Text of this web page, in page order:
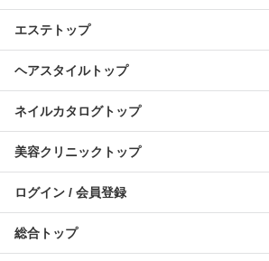
エステトップ
ヘアスタイルトップ
ネイルカタログトップ
美容クリニックトップ
ログイン / 会員登録
総合トップ